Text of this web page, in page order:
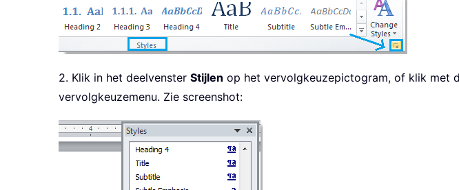
2. Klik in het deelvenster Stijlen op het vervolgkeuzepictogram, of klik met
vervolgkeuzemenu. Zie screenshot: